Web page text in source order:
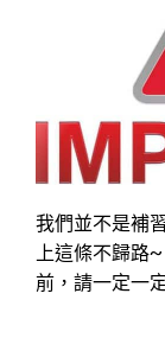
我們並不是補
上這條不歸路
前，請一定一